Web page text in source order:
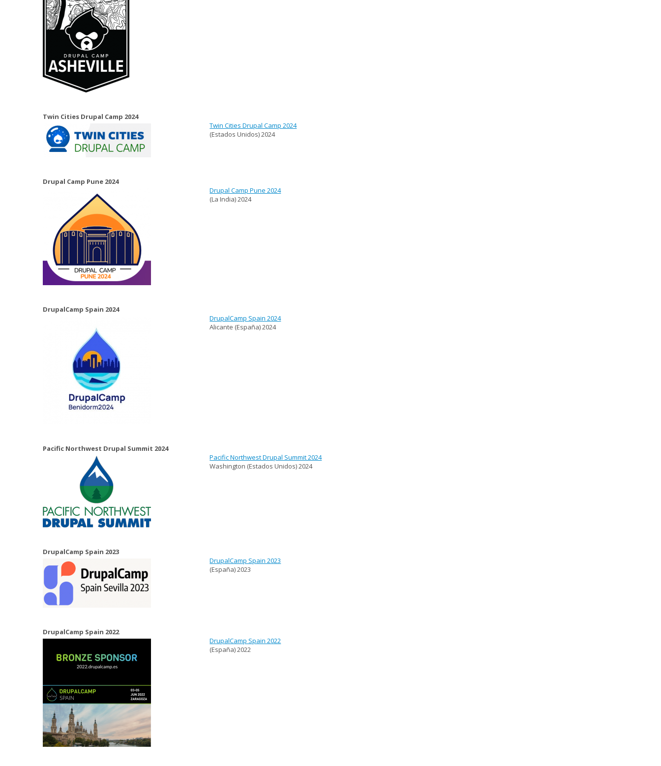
Twin Cities Drupal Camp 2024
Twin Cities Drupal Camp 2024
(Estados Unidos)2024
Drupal Camp Pune 2024
Drupal Camp Pune 2024
(La India)2024
DrupalCamp Spain 2024
DrupalCamp Spain 2024
Alicante (España)2024
Pacific Northwest Drupal Summit 2024
Pacific Northwest Drupal Summit 2024
Washington (Estados Unidos)2024
DrupalCamp Spain 2023
DrupalCamp Spain 2023
(España)2023
DrupalCamp Spain 2022
DrupalCamp Spain 2022
(España)2022